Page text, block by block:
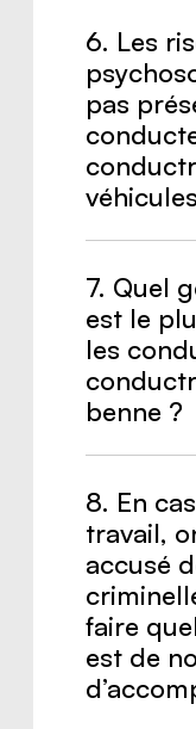
Réponse :
6. Les
pas
7. Quel
est le
les
benne ?
8. En
travail,
accusé
faire
est de